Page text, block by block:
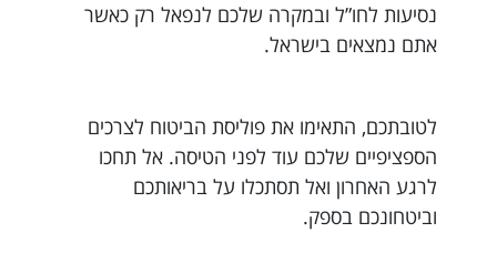
נסיעות לחו”ל ובמקרה שלכם לנפאל רק כאשר
אתם נמצאים בישראל.
לטובתכם, התאימו את פוליסת הביטוח לצרכים
הספציפיים שלכם עוד לפני הטיסה. אל תחכו
לרגע האחרון ואל תסתכלו על בריאותכם
וביטחונכם בספק.